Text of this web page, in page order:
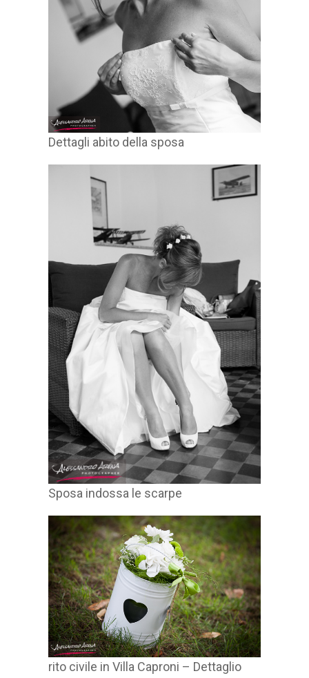
Dettagli abito della sposa
Sposa indossa le scarpe
rito civile in Villa Caproni – Dettaglio